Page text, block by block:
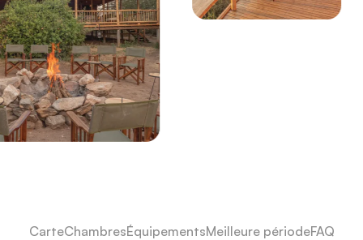
CarteChambresÉquipementsMeilleure périodeFAQ